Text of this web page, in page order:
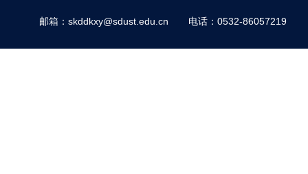
邮箱：skddkxy@sdust.edu.cn 电话：0532-86057219